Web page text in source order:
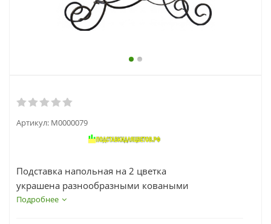
Артикул: М0000079
Подставка напольная на 2 цветка
украшена разнообразными коваными
элементами – колечками и завитками.
Подробнее